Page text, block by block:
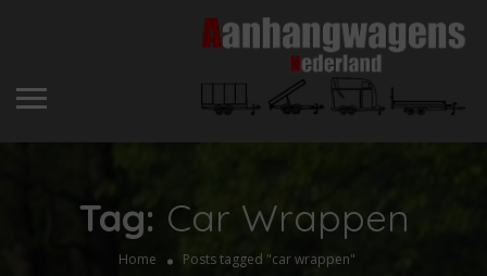
Tag: Car Wrappen
Home Posts tagged "car wrappen"